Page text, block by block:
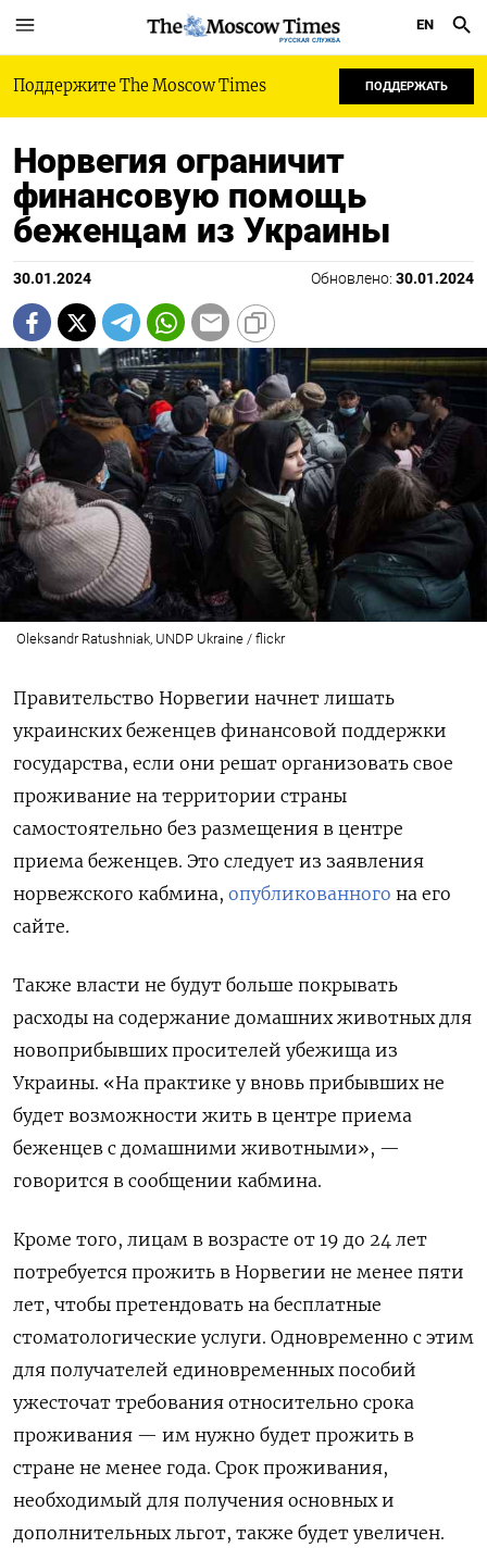
РУССКАЯ СЛУЖБА
EN
Поддержите The Moscow Times ПОДДЕРЖАТЬ
Норвегия ограничит
финансовую помощь
беженцам из Украины
30.01.2024 Обновлено: 30.01.2024
Oleksandr Ratushniak, UNDP Ukraine / flickr
Правительство Норвегии начнет лишать
украинских беженцев финансовой поддержки
государства, если они решат организовать свое
проживание на территории страны
самостоятельно без размещения в центре
приема беженцев. Это следует из заявления
норвежского кабмина, опубликованного на его
сайте.
Также власти не будут больше покрывать
расходы на содержание домашних животных для
новоприбывших просителей убежища из
Украины. «На практике у вновь прибывших не
будет возможности жить в центре приема
беженцев с домашними животными», —
говорится в сообщении кабмина.
Кроме того, лицам в возрасте от 19 до 24 лет
потребуется прожить в Норвегии не менее пяти
лет, чтобы претендовать на бесплатные
стоматологические услуги. Одновременно с этим
для получателей единовременных пособий
ужесточат требования относительно срока
проживания — им нужно будет прожить в
стране не менее года. Срок проживания,
необходимый для получения основных и
дополнительных льгот, также будет увеличен.